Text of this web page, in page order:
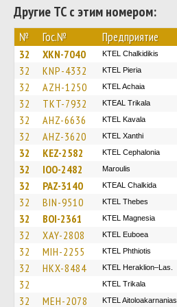
Другие ТС с этим номером:
№ Гос.№ Предприятие
32 XKN-7040 ΚΤΕL Chalkidikis
32 KNP-4332 KTEL Pieria
32 AZH-1250 KTEL Achaia
32 TKT-7932 KTEAL Trikala
32 AHZ-6636 KTEL Kavala
32 AHZ-3620 KTEL Xanthi
32 KEZ-2582 KTEL Cephalonia
32 IOO-2482 Maroulis
32 PAZ-3140 KTEAL Chalkida
32 BIN-9510 KTEL Thebes
32 BOI-2361 ΚΤΕL Magnesia
32 XAY-2808 ΚΤΕL Euboea
32 MIH-2255 ΚΤΕL Phthiotis
32 HKX-8484 KTEL Heraklion–Las.
32 ΚΤΕL Τrikala
32 MEH-2078 KTEL Aitoloakarnanias